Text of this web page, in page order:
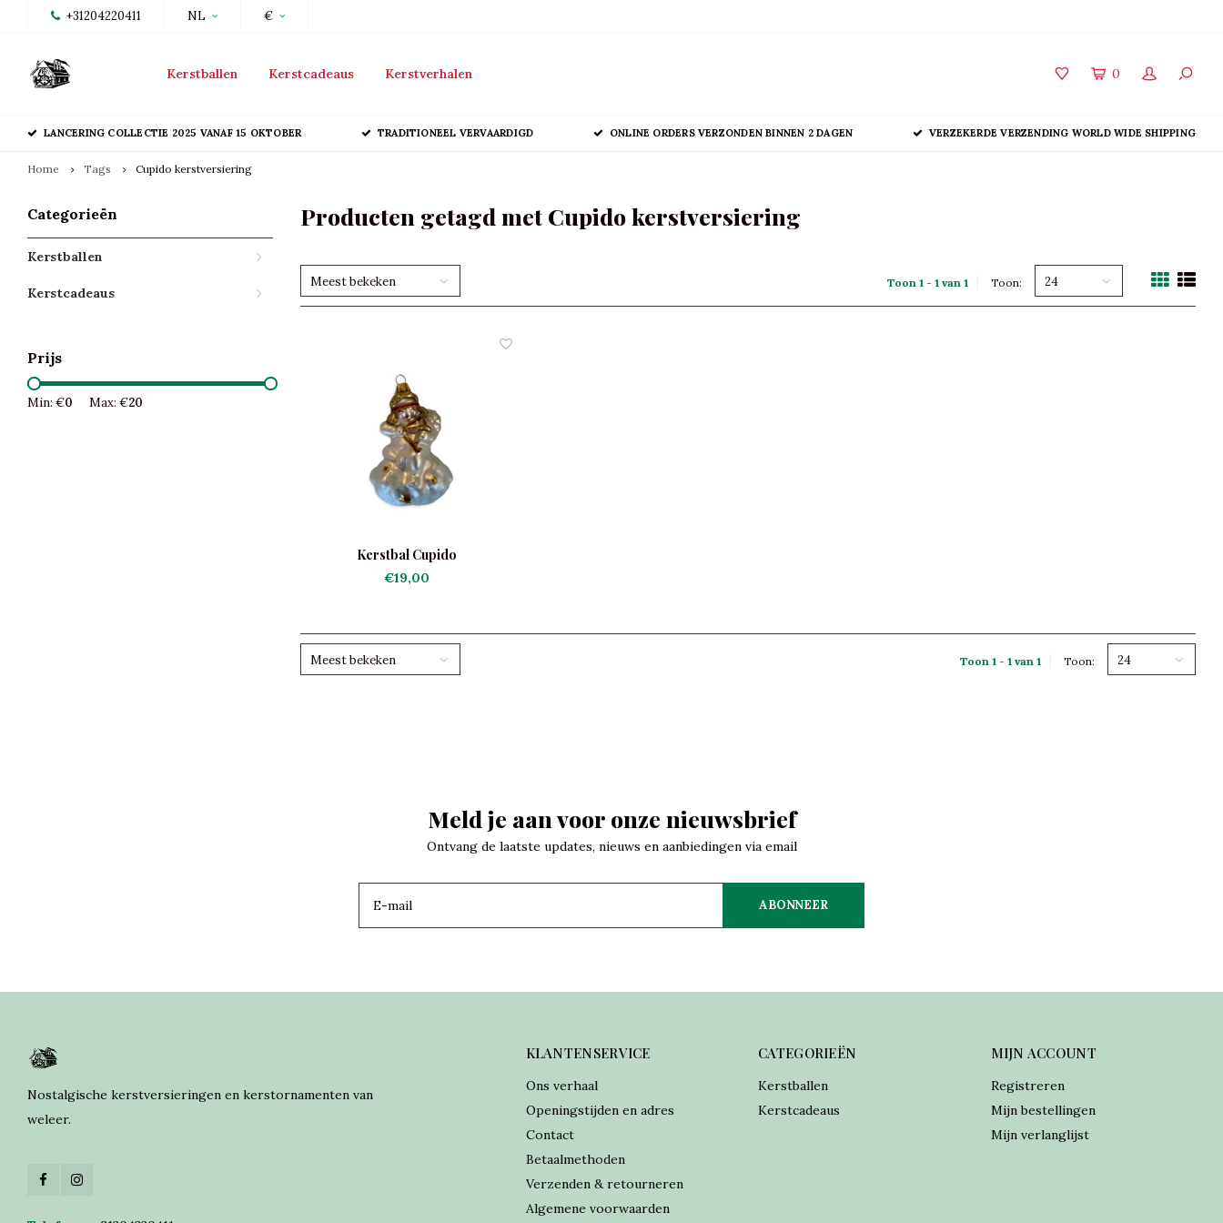
+31204220411 NL €
Kerstballen Kerstcadeaus Kerstverhalen 0
LANCERING COLLECTIE 2025 VANAF 15 OKTOBER TRADITIONEEL VERVAARDIGD ONLINE ORDERS VERZONDEN BINNEN 2 DAGEN VERZEKERDE VERZENDING WORLD WIDE SHIPPING
Home Tags Cupido kerstversiering
Categorieën
Kerstballen
Kerstcadeaus
Prijs
Min: €0 Max: €20
Producten getagd met Cupido kerstversiering
Meest bekeken Toon 1 - 1 van 1 Toon: 24
Kerstbal Cupido
€19,00
Meest bekeken Toon 1 - 1 van 1 Toon: 24
Meld je aan voor onze nieuwsbrief
Ontvang de laatste updates, nieuws en aanbiedingen via email
ABONNEER
Nostalgische kerstversieringen en kerstornamenten van
weleer.
KLANTENSERVICE
Ons verhaal
Openingstijden en adres
Contact
Betaalmethoden
Verzenden & retourneren
Algemene voorwaarden
CATEGORIEËN
Kerstballen
Kerstcadeaus
MIJN ACCOUNT
Registreren
Mijn bestellingen
Mijn verlanglijst